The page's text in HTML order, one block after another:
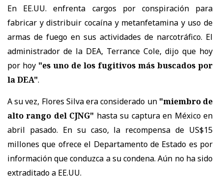
En EE.UU. enfrenta cargos por conspiración para
fabricar y distribuir cocaína y metanfetamina y uso de
armas de fuego en sus actividades de narcotráfico. El
administrador de la DEA, Terrance Cole, dijo que hoy
por hoy "es uno de los fugitivos más buscados por
la DEA".
A su vez, Flores Silva era considerado un "miembro de
alto rango del CJNG" hasta su captura en México en
abril pasado. En su caso, la recompensa de US$15
millones que ofrece el Departamento de Estado es por
información que conduzca a su condena. Aún no ha sido
extraditado a EE.UU.